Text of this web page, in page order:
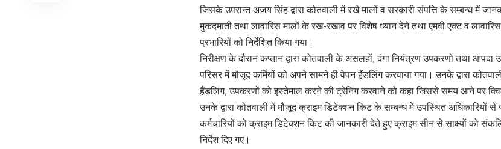
जिसके उपरान्त अजय सिंह द्वारा कोतवाली में रखे मालों व सरकारी संपत्ति के सम्बन्ध में
मुकदमाती तथा लावारिस मालों के रख-रखाव पर विशेष ध्यान देने तथा एमवी एक्ट व
प्रभारियों को निर्देशित किया गया।
निरीक्षण के दौरान कप्तान द्वारा कोतवाली के असलहों, दंगा नियंत्रण उपकरणो तथा आपदा
परिसर में मौजूद कर्मियों को अपने सामने ही वेपन हैंडलिंग करवाया गया। उनके द्वारा
हैंडलिंग, उपकरणों को इस्तेमाल करने की ट्रेनिंग करवाने को कहा जिससे समय आने पर
उनके द्वारा कोतवाली में मौजूद क्राइम डिटेक्शन किट के सम्बन्ध में उपस्थित अधिकारियों से
कर्मचारियों को क्राइम डिटेक्शन किट की जानकारी देते हुए क्राइम सीन से साक्ष्यों को
निर्देश दिए गए।